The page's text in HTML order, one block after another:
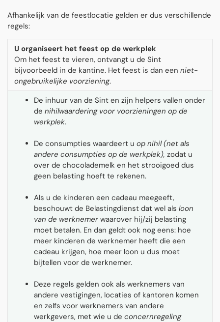
Afhankelijk van de feestlocatie gelden er dus verschillende
regels:
U organiseert het feest op de werkplek
Om het feest te vieren, ontvangt u de Sint
bijvoorbeeld in de kantine. Het feest is dan een niet-
ongebruikelijke voorziening.
De inhuur van de Sint en zijn helpers vallen onder
de nihilwaardering voor voorzieningen op de
werkplek.
De consumpties waardeert u op nihil (net als
andere consumpties op de werkplek), zodat u
over de chocolademelk en het strooigoed dus
geen belasting hoeft te rekenen.
Als u de kinderen een cadeau meegeeft,
beschouwt de Belastingdienst dat wel als loon
van de werknemerwaarover hij/zij belasting
moet betalen. En dan geldt ook nog eens: hoe
meer kinderen de werknemer heeft die een
cadeau krijgen, hoe meer loon u dus moet
bijtellen voor de werknemer.
Deze regels gelden ook als werknemers van
andere vestigingen, locaties of kantoren komen
en zelfs voor werknemers van andere
werkgevers, met wie u de concernregeling